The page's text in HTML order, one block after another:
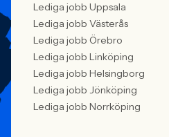
Lediga jobb Uppsala
Lediga jobb Västerås
Lediga jobb Örebro
Lediga jobb Linköping
Lediga jobb Helsingborg
Lediga jobb Jönköping
Lediga jobb Norrköping